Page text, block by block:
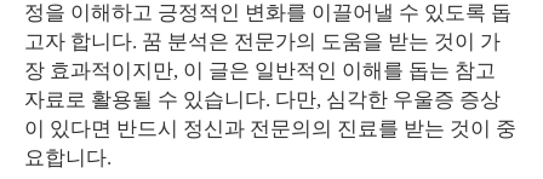
정을 이해하고 긍정적인 변화를 이끌어낼 수 있도록 돕
고자 합니다. 꿈 분석은 전문가의 도움을 받는 것이 가
장 효과적이지만, 이 글은 일반적인 이해를 돕는 참고
자료로 활용될 수 있습니다. 다만, 심각한 우울증 증상
이 있다면 반드시 정신과 전문의의 진료를 받는 것이 중
요합니다.